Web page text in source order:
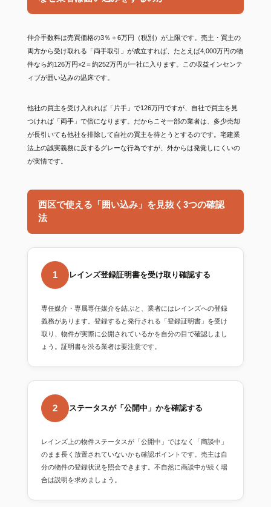
仲介手数料は売買価格の3％＋6万円（税別）が上限です。売主・買主の
両方から受け取れる「両手取引」が成立すれば、たとえば4,000万円の物
件なら約126万円×2＝約252万円が一社に入ります。この収益インセンテ
ィブが囲い込みの温床です。
他社の買主を受け入れれば「片手」で126万円ですが、自社で買主を見
つければ「両手」で倍になります。だからこそ一部の業者は、多少売却
が長引いても他社を排除して自社の買主を待とうとするのです。宅建業
法上の誠実義務に反するグレーな行為ですが、外からは発覚しにくいの
が実情です。
西区で使える「囲い込み」を見抜く3つの確認
法
1 レインズ登録証明書を受け取り確認する
専任媒介・専属専任媒介を結ぶと、業者にはレインズへの登録
義務があります。登録すると発行される「登録証明書」を受け
取り、物件が実際に公開されているかを自分の目で確認しまし
ょう。証明書を渋る業者は要注意です。
2 ステータスが「公開中」かを確認する
レインズ上の物件ステータスが「公開中」ではなく「商談中」
のまま長く放置されていないかも確認ポイントです。売主は自
分の物件の登録状況を照会できます。不自然に商談中が続く場
合は説明を求めましょう。